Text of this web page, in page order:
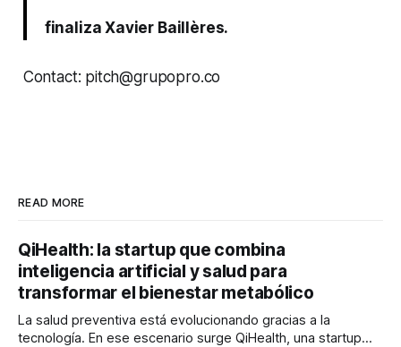
finaliza Xavier Baillères.
Contact: pitch@grupopro.co
READ MORE
QiHealth: la startup que combina
inteligencia artificial y salud para
transformar el bienestar metabólico
La salud preventiva está evolucionando gracias a la
tecnología. En ese escenario surge QiHealth, una startup